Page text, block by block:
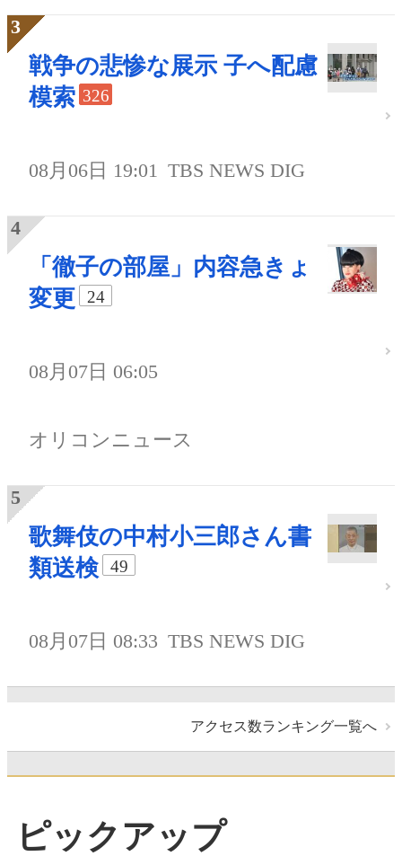
戦争の悲惨な展示 子へ配慮
模索 326
08月06日 19:01 TBS NEWS DIG
「徹子の部屋」内容急きょ
変更
24
08月07日 06:05
オリコンニュース
歌舞伎の中村小三郎さん書
類送検
49
08月07日 08:33 TBS NEWS DIG
アクセス数ランキング一覧へ
ピックアップ